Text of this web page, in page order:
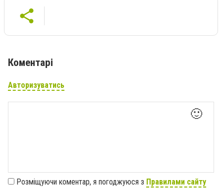
Коментарі
Авторизуватись
🙂
Розміщуючи коментар, я погоджуюся з Правилами сайту